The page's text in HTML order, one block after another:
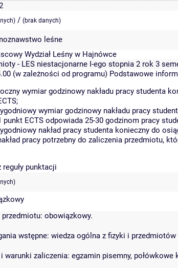
/ (brak danych)
leśne
Wydział Leśny w Hajnówce
- LES niestacjonarne I-ego stopnia 2 rok 3
(w zależności od programu) Podstawowe
wymiar godzinowy nakładu pracy studenta
wymiar godzinowy nakładu pracy
punkt ECTS odpowiada 25-30 godzinom pracy
nakład pracy studenta konieczny do
pracy potrzebny do zaliczenia przedmiotu,
reguły punktacji
przedmiotu: obowiązkowy.
wstępne: wiedza ogólna z fizyki i
warunki zaliczenia: egzamin pisemny,